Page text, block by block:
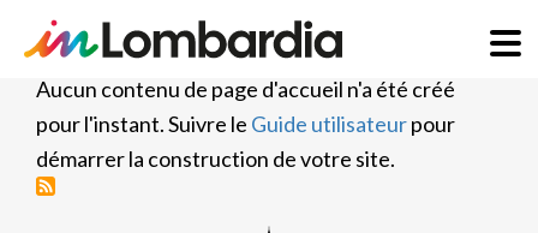
Aller
contenu
principal
Aucun contenu de page d'accueil n'a été créé
pour l'instant. Suivre le Guide utilisateurpour
démarrer la construction de votre site.